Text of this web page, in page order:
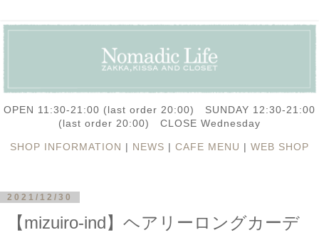
OPEN 11:30-21:00 (last order 20:00) SUNDAY 12:30-21:00
(last order 20:00) CLOSE Wednesday
SHOP INFORMATION | NEWS | CAFE MENU | WEB SHOP
2021/12/30
【mizuiro-ind】ヘアリーロングカーデ